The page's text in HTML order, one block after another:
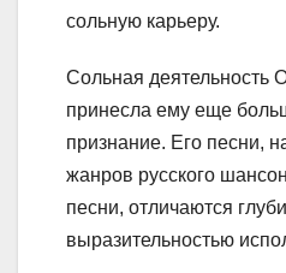
сольную карьеру.
Сольная деятельность
принесла ему еще
признание. Его песни,
жанров русского
песни, отличаются
выразительностью